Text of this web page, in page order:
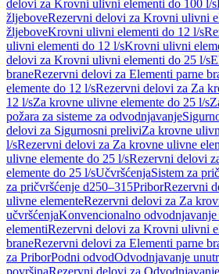
delovi za Krovni ulivni elementi do 100 l/s
žljeboveRezervni delovi za Krovni ulivni
žljeboveKrovni ulivni elementi do 12 l/s
ulivni elementi do 12 l/sKrovni ulivni
delovi za Krovni ulivni elementi do 25 l/s
braneRezervni delovi za Elementi parne
elemente do 12 l/sRezervni delovi za Za
12 l/sZa krovne ulivne elemente do 25 l/s
požara za sisteme za odvodnjavanje
delovi za Sigurnosni preliviZa krovne
l/sRezervni delovi za Za krovne ulivne
ulivne elemente do 25 l/sRezervni delovi
elemente do 25 l/sUčvršćenjaSistem za
za pričvršćenje d250–315PriborRezervni
ulivne elementeRezervni delovi za Za
učvršćenjaKonvencionalno odvodnjavanje
elementiRezervni delovi za Krovni ulivni
braneRezervni delovi za Elementi parne
za PriborPodni odvodOdvodnjavanje
površinaRezervni delovi za